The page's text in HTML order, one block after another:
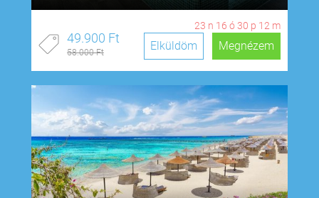
23 n 16 ó30 p 11 m
49.900 Ft
58.000 Ft Megnézem
Elküldöm